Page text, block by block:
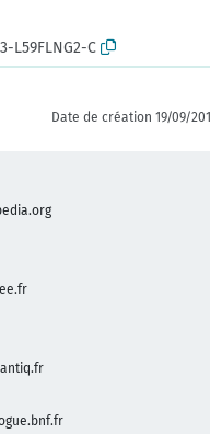
L59FLNG2-C
Date de création 19/09/